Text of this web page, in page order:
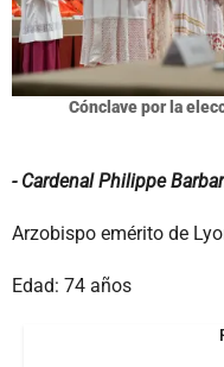
Cónclave por la
- Cardenal Philippe
Arzobispo emérito de
Edad: 74 años